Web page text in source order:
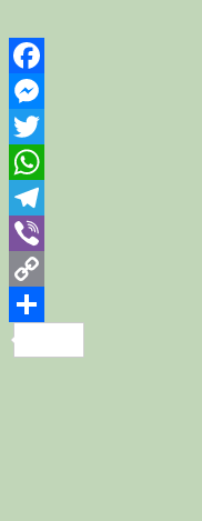
Facebook
Messenger
Twitter
WhatsApp
Telegram
Viber
Copy
Link